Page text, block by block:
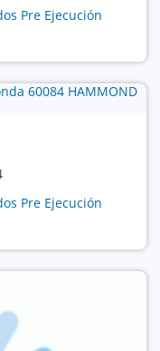
Pre Ejecución
Pre Ejecución